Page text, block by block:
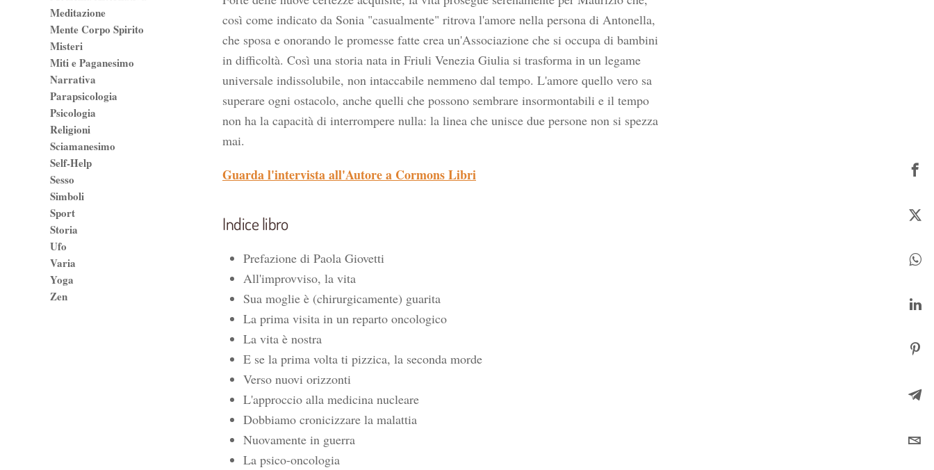
così come indicato da Sonia "casualmente" ritrova l'amore nella persona di Antonella,
che sposa e onorando le promesse fatte crea un'Associazione che si occupa di bambini
in difficoltà. Così una storia nata in Friuli Venezia Giulia si trasforma in un legame
universale indissolubile, non intaccabile nemmeno dal tempo. L'amore quello vero sa
superare ogni ostacolo, anche quelli che possono sembrare insormontabili e il tempo
non ha la capacità di interrompere nulla: la linea che unisce due persone non si spezza
mai.
Guarda l'intervista all'Autore a Cormons Libri
Indice libro
Prefazione di Paola Giovetti
All'improvviso, la vita
Sua moglie è (chirurgicamente) guarita
La prima visita in un reparto oncologico
La vita è nostra
E se la prima volta ti pizzica, la seconda morde
Verso nuovi orizzonti
L'approccio alla medicina nucleare
Dobbiamo cronicizzare la malattia
Nuovamente in guerra
La psico-oncologia
Meditazione
Mente Corpo Spirito
Misteri
Miti e Paganesimo
Narrativa
Parapsicologia
Psicologia
Religioni
Sciamanesimo
Self-Help
Sesso
Simboli
Sport
Storia
Ufo
Varia
Yoga
Zen